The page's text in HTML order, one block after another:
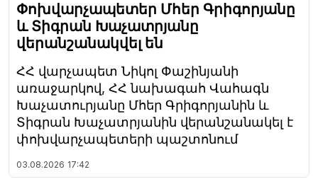
Փոխվարչապետեր Մհեր Գրիգորյանը
և Տիգրան Խաչատրյանը
վերանշանակվել են
ՀՀ վարչապետ Նիկոլ Փաշինյանի
առաջարկով, ՀՀ նախագահ Վահագն
Խաչատուրյանը Մհեր Գրիգորյանին և
Տիգրան Խաչատրյանին վերանշանակել է
փոխվարչապետերի պաշտոնում
03.08.2026 17:42